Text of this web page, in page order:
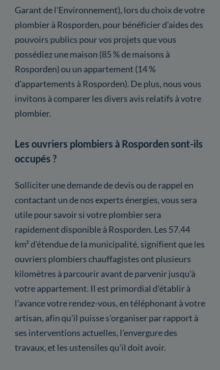
Garant de l'Environnement), lors du choix de votre
plombier à Rosporden, pour bénéficier d'aides des
pouvoirs publics pour vos projets que vous
possédiez une maison (85 % de maisons à
Rosporden) ou un appartement (14 %
d'appartements à Rosporden). De plus, nous vous
invitons à comparer les divers avis relatifs à votre
plombier.
Les ouvriers plombiers à Rosporden sont-ils
occupés ?
Solliciter une demande de devis ou de rappel en
contactant un de nos experts énergies, vous sera
utile pour savoir si votre plombier sera
rapidement disponible à Rosporden. Les 57.44
km² d'étendue de la municipalité, signifient que les
ouvriers plombiers chauffagistes ont plusieurs
kilomètres à parcourir avant de parvenir jusqu'à
votre appartement. Il est primordial d'établir à
l'avance votre rendez-vous, en téléphonant à votre
artisan, afin qu'il puisse s'organiser par rapport à
ses interventions actuelles, l'envergure des
travaux, et les ustensiles qu'il doit avoir.